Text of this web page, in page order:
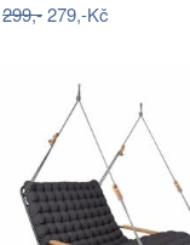
299,-279,-Kč